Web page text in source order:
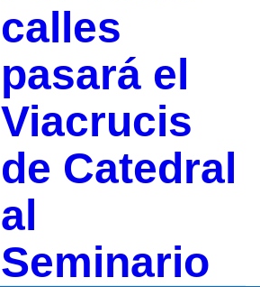
calles
pasará el
Viacrucis
de Catedral
al
Seminario